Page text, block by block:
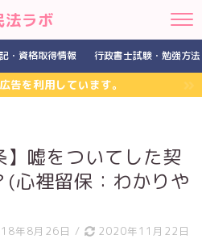
法ラボ
・資格取得情報 行政書士試験・勉強方
告を利用しています。
】嘘をついてした契
(心裡留保：わかりや
年8月26日 / 2020年11月22日